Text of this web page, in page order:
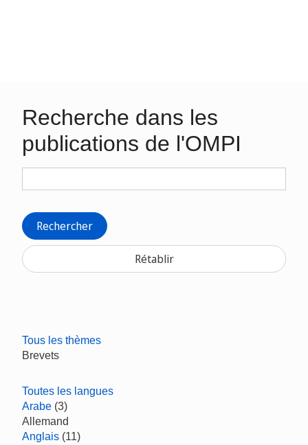
Recherche dans les
publications de l'OMPI
Rechercher
Rétablir
Tous les thèmes
Brevets
Toutes les langues
Arabe (3)
Allemand
Anglais (11)